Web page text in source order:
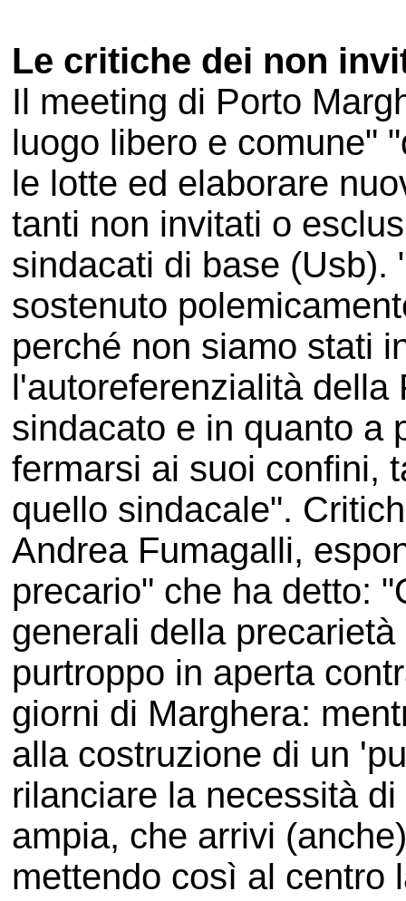
Le critiche dei non
Il meeting di Porto
luogo libero e comune"
le lotte ed elaborare
tanti non invitati o
sindacati di base (Usb).
sostenuto
perché non siamo stati
l'autoreferenzialità
sindacato e in quanto a
fermarsi ai suoi confini,
quello sindacale".
Andrea Fumagalli,
precario" che ha detto:
generali della
purtroppo in aperta
giorni di Marghera:
alla costruzione di un
rilanciare la necessità
ampia, che arrivi
mettendo così al centro